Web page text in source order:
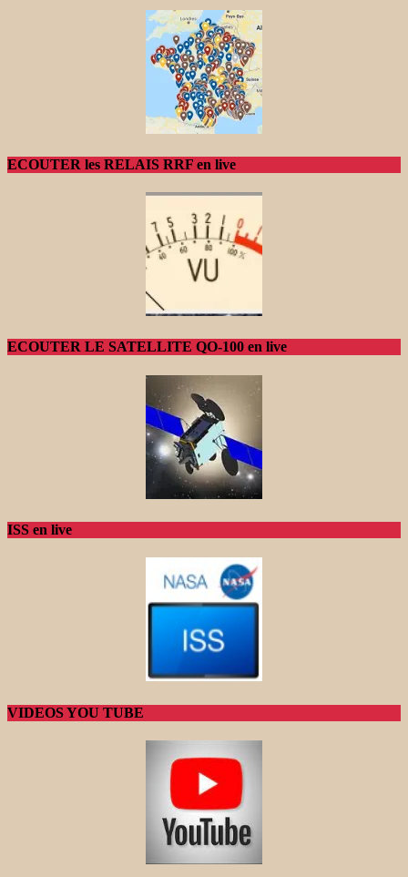
ECOUTER les RELAIS RRF en live
ECOUTER LE SATELLITE QO-100 en live
ISS en live
VIDEOS YOU TUBE